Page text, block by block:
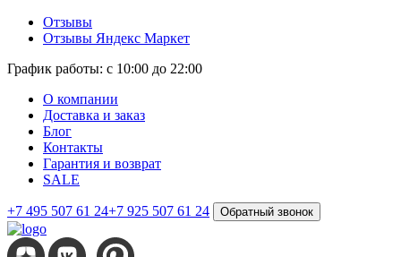
Отзывы
Отзывы Яндекс Маркет
График работы: с 10:00 до 22:00
О компании
Доставка и заказ
Блог
Контакты
Гарантия и возврат
SALE
+7 495 507 61 24+7 925 507 61 24 Обратный звонок